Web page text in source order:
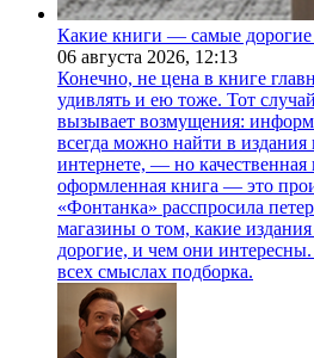
Какие книги — самые дорогие
06 августа 2026, 12:13
Конечно, не цена в книге
удивлять и ею тоже. Тот
вызывает возмущения:
всегда можно найти в
интернете, — но качественная
оформленная книга — это
«Фонтанка» расспросила
магазины о том, какие
дорогие, и чем они
всех смыслах подборка.